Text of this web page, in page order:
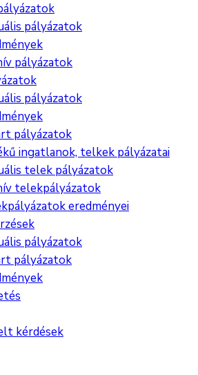
pályázatok
pályázatok
pályázatok
pályázatok
ingatlanok, telkek pályázatai
telek pályázatok
telekpályázatok
eredményei
pályázatok
pályázatok
kérdések